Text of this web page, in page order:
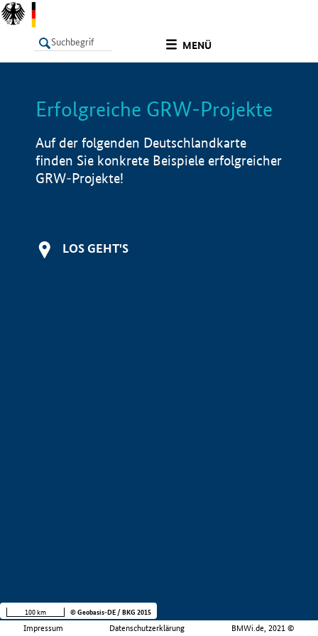
MENÜ
LISTE Info
Erfolgreiche GRW-Projekte
Auf der folgenden Deutschlandkarte
finden Sie konkrete Beispiele erfolgreicher
GRW-Projekte!
LOS GEHT'S
Impressum Datenschutzerklärung BMWi.de, 2021 ©
100 km © Geobasis-DE / BKG 2015